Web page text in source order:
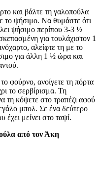
και βάλτε τη γαλοπούλα
το ψήσιμο. Να θυμάστε ότι
ψήσιμο περίπου 3-3 ½
για τουλάχιστον 1
αλείφτε τη με το
για άλλη 1 ½ ώρα και
φούρνο, ανοίγετε τη πόρτα
το σερβίρισμα. Τη
τη κόψετε στο τραπέζι αφού
μπολ. Σε ένα δεύτερο
μείνει στο ταψί.
από τον Άκη